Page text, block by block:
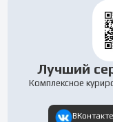
Лучший
Комплексное
ВКонтакте